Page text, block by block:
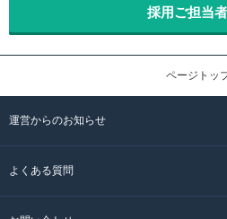
採用ご担当
ページトッ
運営からのお知らせ
よくある質問